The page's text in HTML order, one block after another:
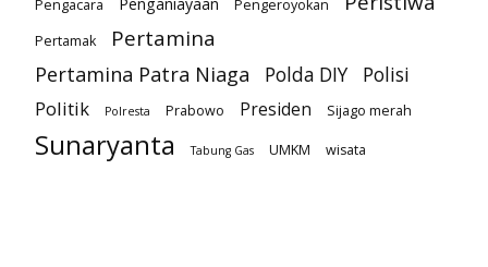
Pengacara Penganiayaan Pengeroyokan
Pertamak Pertamina
Pertamina Patra Niaga Polda DIY
Polisi
Politik
Polresta Prabowo Presiden Sijago merah
Sunaryanta Tabung Gas UMKM wisata